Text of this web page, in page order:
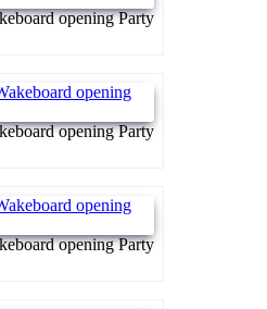
opening Party
opening Party
opening Party